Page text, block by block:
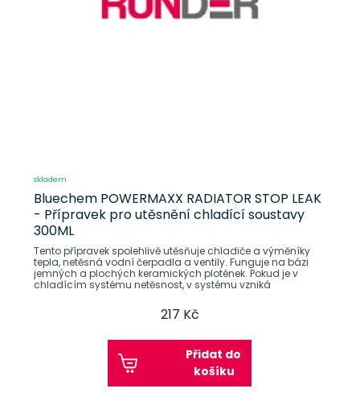
skladem
Bluechem POWERMAXX RADIATOR STOP LEAK
- Přípravek pro utěsnění chladící soustavy
300ML
Tento přípravek spolehlivě utěsňuje chladiče a výměníky
tepla, netěsná vodní čerpadla a ventily. Funguje na bázi
jemných a plochých keramických plotének. Pokud je v
chladícím systému netěsnost, v systému vzniká
217 Kč
Přidat do
košíku